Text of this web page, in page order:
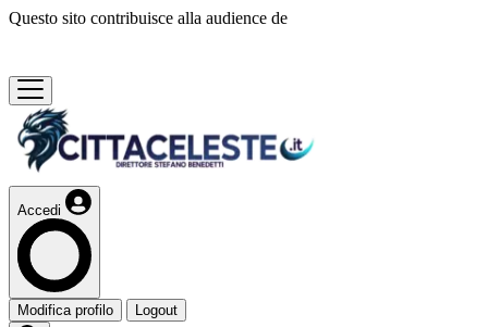
Questo sito contribuisce alla audience de
Accedi
Modifica profilo Logout